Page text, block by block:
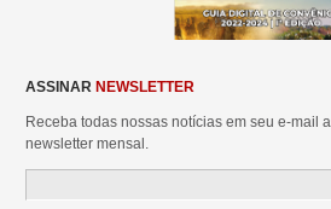
ASSINAR NEWSLETTER
Receba todas nossas notícias em seu e-mail
newsletter mensal.